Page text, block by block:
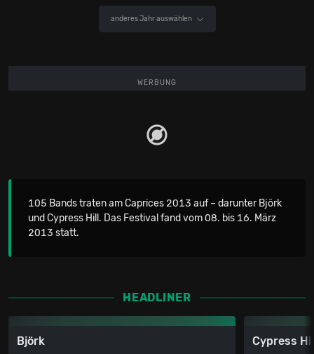
anderes Jahr auswählen
WERBUNG
105 Bands traten am Caprices 2013 auf – darunter Björk
und Cypress Hill. Das Festival fand vom 08. bis 16. März
2013 statt.
HEADLINER
Björk Cypress